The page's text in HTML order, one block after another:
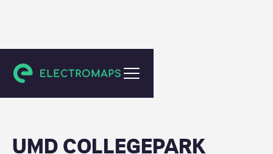
College Park
UMD COLLEGEPARK